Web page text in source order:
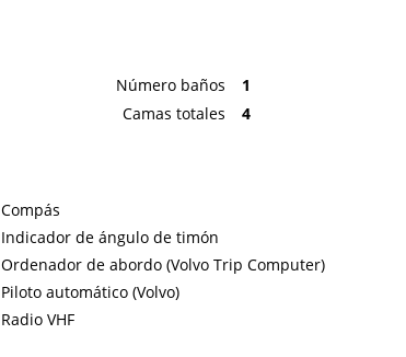
Número baños
1
Camas totales 4
Compás
Indicador de ángulo de timón
Ordenador de abordo (Volvo Trip Computer)
Piloto automático (Volvo)
Radio VHF